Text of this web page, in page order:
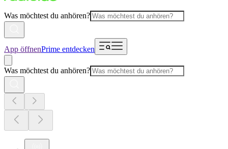
Was möchtest du anhören?
App öffnenPrime entdecken
Was möchtest du anhören?